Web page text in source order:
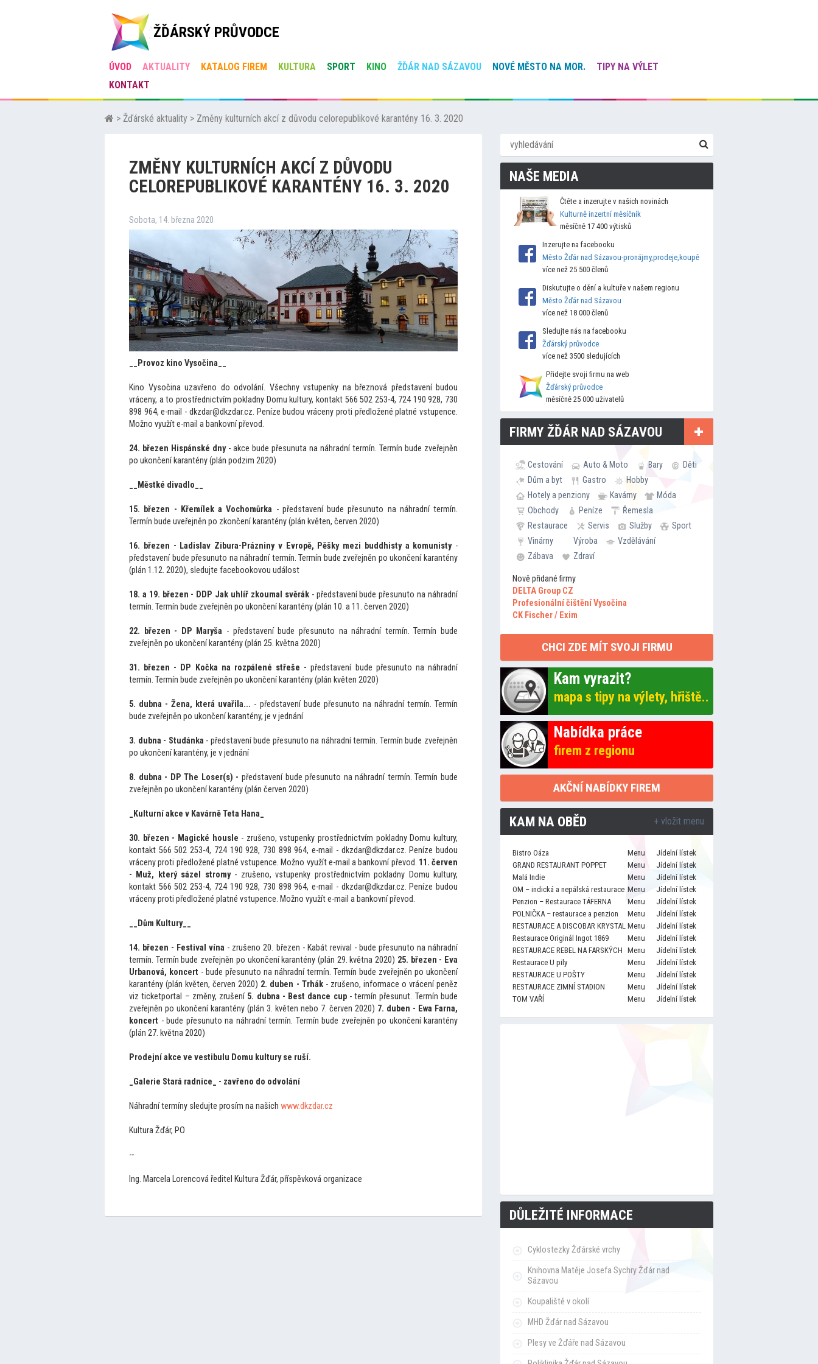
ŽĎÁRSKÝ PRŮVODCE
ÚVOD AKTUALITY KATALOG FIREM KULTURA SPORT KINO ŽĎÁR NAD SÁZAVOU NOVÉ MĚSTO NA MOR.
TIPY NA VÝLET
KONTAKT
> Žďárské aktuality > Změny kulturních akcí z důvodu celorepublikové karantény 16. 3. 2020
ZMĚNY KULTURNÍCH AKCÍ Z DŮVODU
CELOREPUBLIKOVÉ KARANTÉNY 16. 3. 2020
Sobota, 14. března 2020
__Provoz kino Vysočina__
Kino Vysočina uzavřeno do odvolání. Všechny vstupenky na březnová představení budou
vráceny, ato prostřednictvím pokladny Domu kultury, kontakt 566 502 253-4, 724 190 928, 730
898 964, e-mail - dkzdar@dkzdar.cz. Peníze budou vráceny proti předložené platné vstupence.
Možno využít e-mail a bankovní převod.
24. březen Hispánské dny- akce bude přesunuta na náhradní termín. Termín bude zveřejněn
po ukončení karantény (plán podzim 2020)
__Městké divadlo__
15. březen - Křemílek a Vochomůrka - představení bude přesunuto na náhradní termín.
Termín bude uveřejněn po zkončení karantény (plán květen, červen 2020)
16. březen - Ladislav Zibura-Prázniny v Evropě, Pěšky mezi buddhisty a komunisty-
představení bude přesunuto na náhradní termín. Termín bude zveřejněn po ukončení karantény
(plán 1.12. 2020), sledujte facebookovou událost
18. a 19. březen - DDP Jak uhlíř zkoumal svěrák- představení bude přesunuto na náhradní
termín. Termín bude zveřejněn po ukončení karantény (plán 10. a 11. červen 2020)
22. březen - DP Maryša - představení bude přesunuto na náhradní termín. Termín bude
zveřejněn po ukončení karantény (plán 25. května 2020)
31. březen - DP Kočka na rozpálené střeše - představení bude přesunuto na náhradní
termín. Termín bude zveřejněn po ukončení karantény (plán květen 2020)
5. dubna - Žena, která uvařila... - představení bude přesunuto na náhradní termín. Termín
bude zveřejněn po ukončení karantény, je v jednání
3. dubna - Studánka - představení bude přesunuto na náhradní termín. Termín bude zveřejněn
po ukončení karantény, je v jednání
8. dubna - DP The Loser(s) - představení bude přesunuto na náhradní termín. Termín bude
zveřejněn po ukončení karantény (plán červen 2020)
_Kulturní akce v Kavárně Teta Hana_
30. březen - Magické housle - zrušeno, vstupenky prostřednictvím pokladny Domu kultury,
kontakt 566 502 253-4, 724 190 928, 730 898 964, e-mail - dkzdar@dkzdar.cz. Peníze budou
vráceny proti předložené platné vstupence. Možno využít e-mail a bankovní převod. 11. červen
- Muž, který sázel stromy- zrušeno, vstupenky prostřednictvím pokladny Domu kultury,
kontakt 566 502 253-4, 724 190 928, 730 898 964, e-mail - dkzdar@dkzdar.cz. Peníze budou
vráceny proti předložené platné vstupence. Možno využít e-mail a bankovní převod.
__Dům Kultury__
14. březen - Festival vína - zrušeno 20. březen - Kabát revival - bude přesunuto na náhradní
termín. Termín bude zveřejněn po ukončení karantény (plán 29. května 2020) 25. březen - Eva
Urbanová, koncert - bude přesunuto na náhradní termín. Termín bude zveřejněn po ukončení
karantény (plán květen, červen 2020) 2. duben - Trhák- zrušeno, informace o vrácení peněz
viz ticketportal – změny, zrušení 5. dubna - Best dance cup- termín přesunut. Termín bude
zveřejněn po ukončení karantény (plán 3. květen nebo 7. červen 2020) 7. duben - Ewa Farna,
koncert - bude přesunuto na náhradní termín. Termín bude zveřejněn po ukončení karantény
(plán 27. května 2020)
Prodejní akce ve vestibulu Domu kultury se ruší.
_Galerie Stará radnice_ - zavřeno do odvolání
Náhradní termíny sledujte prosím na našich www.dkzdar.cz
Kultura Žďár, PO
--
Ing. Marcela Lorencová ředitel Kultura Žďár, příspěvková organizace
NAŠE MEDIA
Čtěte a inzerujte v našich novinách
Kulturně inzertní měsíčník
měsíčně 17 400 výtisků
Inzerujte na facebooku
Město Žďár nad Sázavou-pronájmy,prodeje,koupě
více než 25 500 členů
Diskutujte o dění a kultuře v našem regionu
Město Žďár nad Sázavou
více než 18 000 členů
Sledujte nás na facebooku
Žďárský průvodce
více než 3500 sledujících
Přidejte svoji firmu na web
Žďárský průvodce
měsíčně 25 000 uživatelů
FIRMY ŽĎÁR NAD SÁZAVOU
Cestování Auto & Moto Bary
Děti
Dům a byt
Gastro
Hobby
Hotely a penziony
Kavárny
Móda
Obchody
Peníze
Řemesla
Restaurace
Servis Služby
Sport
Vinárny
Výroba
Vzdělávání
Zábava
Zdraví
Nově přidané firmy
DELTA Group CZ
Profesionální čištění Vysočina
CK Fischer / Exim
CHCI ZDE MÍT SVOJI FIRMU
Kam vyrazit?
mapa s tipy na výlety, hřiště..
Nabídka práce
firem z regionu
AKČNÍ NABÍDKY FIREM
KAM NA OBĚD + vložit menu
Bistro Oáza Menu
Jídelní lístek
GRAND RESTAURANT POPPET
Menu
Jídelní lístek
Malá Indie
Menu
Jídelní lístek
OM – indická a nepálská restaurace Menu
Jídelní lístek
Penzion – Restaurace TÁFERNA
Menu
Jídelní lístek
POLNIČKA – restaurace a penzion
Menu
Jídelní lístek
RESTAURACE A DISCOBAR KRYSTAL Menu
Jídelní lístek
Restaurace Originál Ingot 1869
Menu
Jídelní lístek
RESTAURACE REBEL NA FARSKÝCH Menu
Jídelní lístek
Restaurace U pily
Menu
Jídelní lístek
RESTAURACE U POŠTY
Menu
Jídelní lístek
RESTAURACE ZIMNÍ STADION
Menu
Jídelní lístek
TOM VAŘÍ
Menu Jídelní lístek
DŮLEŽITÉ INFORMACE
Cyklostezky Žďárské vrchy
Knihovna Matěje Josefa Sychry Žďár nad
Sázavou
Koupaliště v okolí
MHD Žďár nad Sázavou
Plesy ve Žďáře nad Sázavou